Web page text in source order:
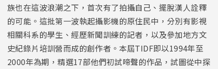
族也在這波浪潮之下，首次有了拍攝自己、擺脫漢人詮釋
的可能。這批第一波執起攝影機的原住民中，分別有影視
相關科系的學生、經歷新聞訓練的記者，以及參加地方文
史紀錄片培訓營而成的創作者。本屆TIDF即以1994年至
2000年為期，精選17部他們初試啼聲的作品，試圖從中探